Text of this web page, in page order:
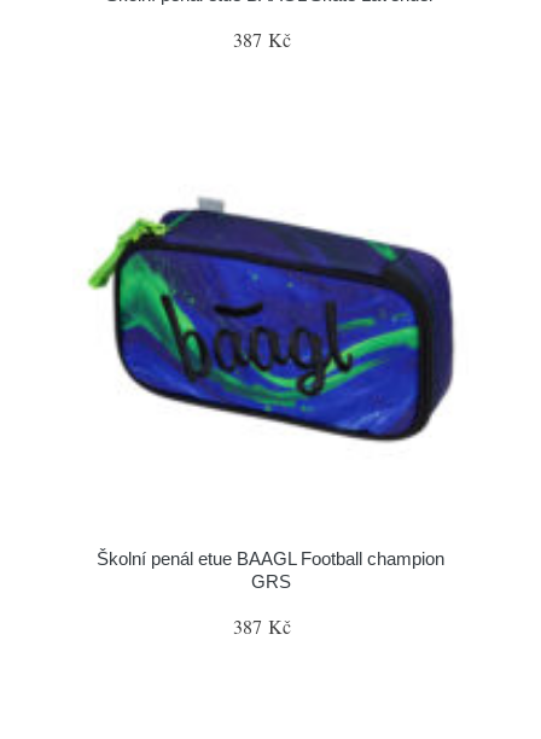
387 Kč
Školní penál etue BAAGL Football champion
GRS
387 Kč